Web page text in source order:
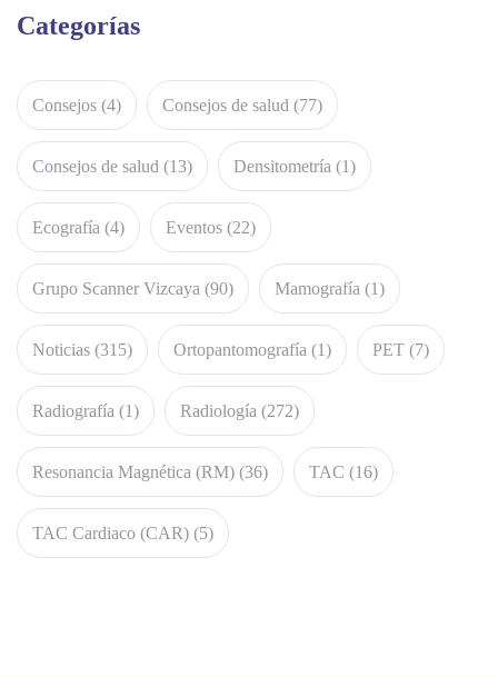
Categorías
Consejos (4) Consejos de salud (77)
Consejos de salud (13) Densitometría (1)
Ecografía (4) Eventos (22)
Grupo Scanner Vizcaya (90) Mamografía (1)
Noticias (315) Ortopantomografía (1) PET (7)
Radiografía (1) Radiología (272)
Resonancia Magnética (RM) (36) TAC (16)
TAC Cardiaco (CAR) (5)